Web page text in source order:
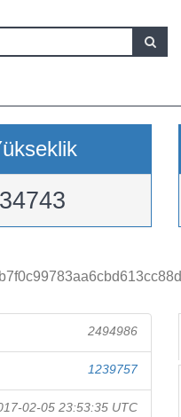
2494986
1239757
02-05 23:53:35 UTC